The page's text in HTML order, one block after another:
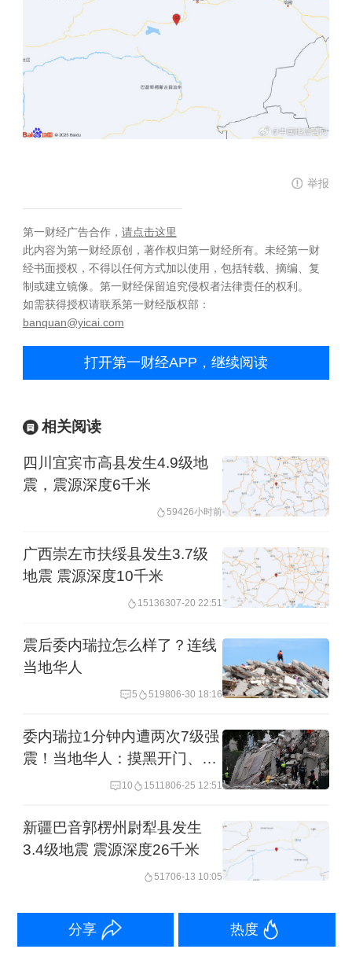
举报
第一财经广告合作， 请点击这里
此内容为第一财经原创，著作权归第一财经所有。未经第一财
经书面授权，不得以任何方式加以使用，包括转载、摘编、复
制或建立镜像。第一财经保留追究侵权者法律责任的权利。
如需获得授权请联系第一财经版权部：
banquan@yicai.com
打开第一财经APP，继续阅读
相关阅读
四川宜宾市高县发生4.9级地
震，震源深度6千米
59426小时前
广西崇左市扶绥县发生3.7级
地震 震源深度10千米
15136307-20 22:51
震后委内瑞拉怎么样了？连线
当地华人
5 519806-30 18:16
委内瑞拉1分钟内遭两次7级强
震！当地华人：摸黑开门、多
10 1511806-25 12:51
新疆巴音郭楞州尉犁县发生
3.4级地震 震源深度26千米
51706-13 10:05
分享 热度